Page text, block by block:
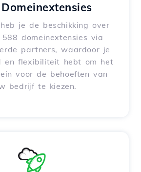
je de beschikking over
domeinextensies via
partners, waardoor je
en flexibiliteit hebt om het
voor de behoeften van
bedrijf te kiezen.